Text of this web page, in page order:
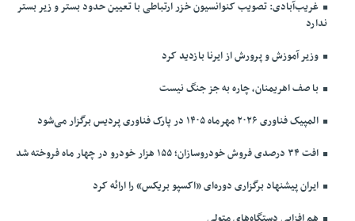
غریب‌آبادی: تصویب کنوانسیون خزر ارتباطی با تعیین حدود بستر و زیر بستر
ندارد
وزیر آموزش و پرورش از ایرنا بازدید کرد
با صف اهریمنان، چاره به جز جنگ نیست
المپیک فناوری ۲۰۲۶ مهرماه ۱۴۰۵ در پارک فناوری پردیس برگزار می‌شود
افت ۳۴ درصدی فروش خودروسازان؛ ۱۵۵ هزار خودرو در چهار ماه فروخته شد
ایران پیشنهاد برگزاری دوره‌ای «اکسپو بریکس» را ارائه کرد